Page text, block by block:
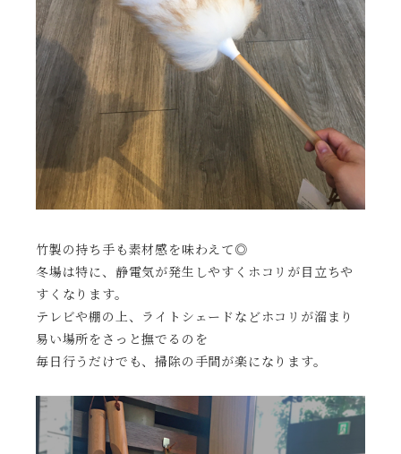
竹製の持ち手も素材感を味わえて◎
冬場は特に、静電気が発生しやすくホコリが目立ちや
すくなります。
テレビや棚の上、ライトシェードなどホコリが溜まり
易い場所をさっと撫でるのを
毎日行うだけでも、掃除の手間が楽になります。